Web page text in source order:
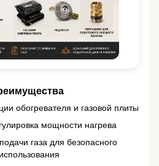
обогревателя и газовой плиты
мощности нагрева
газа для безопасного
использования